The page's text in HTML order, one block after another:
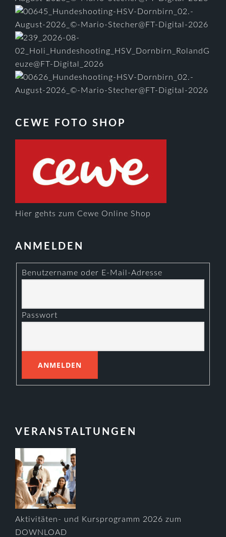
CEWE FOTO SHOP
Hier gehts zum Cewe Online Shop
ANMELDEN
Benutzername oder E-Mail-Adresse
Passwort
VERANSTALTUNGEN
Aktivitäten- und Kursprogramm 2026 zum
DOWNLOAD